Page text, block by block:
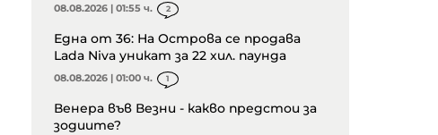
08.08.2026 | 01:55 ч. 2
Една от 36: На Острова се продава
Lada Niva уникат за 22 хил. паунда
08.08.2026 | 01:00 ч. 1
Венера във Везни - какво предстои за
зодиите?